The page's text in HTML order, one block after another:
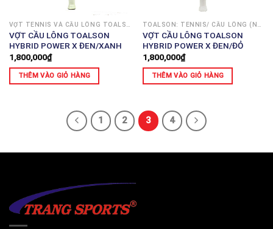
VỢT TENNIS VÀ CẦU LÔNG TOALSON
VỢT CẦU LÔNG TOALSON
HYBRID POWER X ĐEN/XANH
1,800,000₫
THÊM VÀO GIỎ HÀNG
TOALSON: TENNIS/ CẦU LÔNG (NHẬT)
VỢT CẦU LÔNG TOALSON
HYBRID POWER X ĐEN/ĐỎ
1,800,000₫
THÊM VÀO GIỎ HÀNG
1 2 3 4